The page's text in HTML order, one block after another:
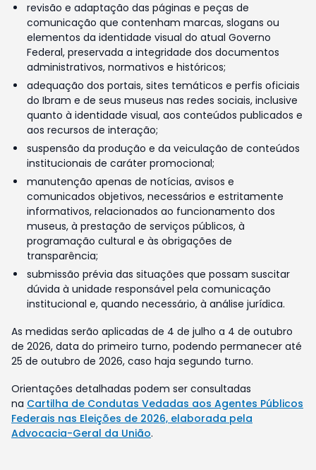
revisão e adaptação das páginas e peças de
comunicação que contenham marcas, slogans ou
elementos da identidade visual do atual Governo
Federal, preservada a integridade dos documentos
administrativos, normativos e históricos;
adequação dos portais, sites temáticos e perfis oficiais
do Ibram e de seus museus nas redes sociais, inclusive
quanto à identidade visual, aos conteúdos publicados e
aos recursos de interação;
suspensão da produção e da veiculação de conteúdos
institucionais de caráter promocional;
manutenção apenas de notícias, avisos e
comunicados objetivos, necessários e estritamente
informativos, relacionados ao funcionamento dos
museus, à prestação de serviços públicos, à
programação cultural e às obrigações de
transparência;
submissão prévia das situações que possam suscitar
dúvida à unidade responsável pela comunicação
institucional e, quando necessário, à análise jurídica.
As medidas serão aplicadas de 4 de julho a 4 de outubro
de 2026, data do primeiro turno, podendo permanecer até
25 de outubro de 2026, caso haja segundo turno.
Orientações detalhadas podem ser consultadas
na Cartilha de Condutas Vedadas aos Agentes Públicos
Federais nas Eleições de 2026, elaborada pela
Advocacia-Geral da União.